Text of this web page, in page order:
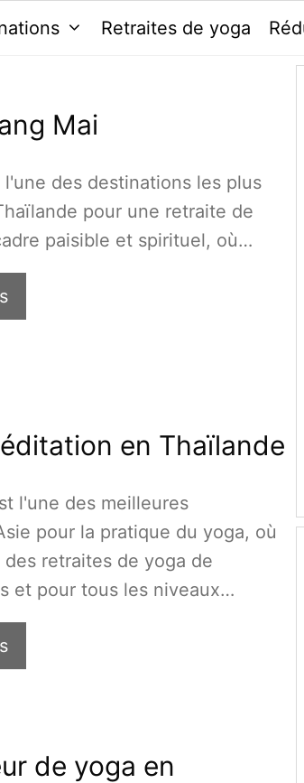
Retraites de yoga
Mai
des destinations les plus
pour une retraite de
paisible et spirituel, où…
en Thaïlande
l'une des meilleures
pour la pratique du yoga, où
retraites de yoga de
et pour tous les niveaux…
de yoga en